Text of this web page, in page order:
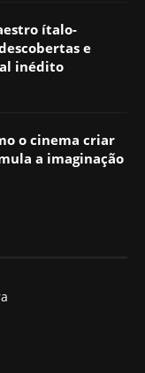
ítalo-
e
inédito
o cinema criar
a imaginação